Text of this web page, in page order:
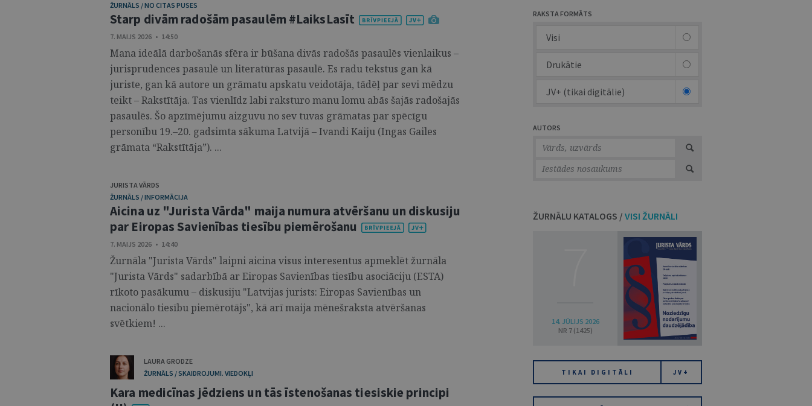
ŽURNĀLS / NO CITAS PUSES
Starp divām radošām pasaulēm #LaiksLasīt
7. MAIJS 2026 • 14:50
Mana ideālā darbošanās sfēra ir būšana divās radošās pasaulēs vienlaikus –
jurisprudences pasaulē un literatūras pasaulē. Es radu tekstus gan kā
juriste, gan kā autore un grāmatu apskatu veidotāja, tādēļ par sevi mēdzu
teikt – Rakstītāja. Tas vienlīdz labi raksturo manu lomu abās šajās radošajās
pasaulēs. Šo apzīmējumu aizguvu no sev tuvas grāmatas par spēcīgu
personību 19.–20. gadsimta sākuma Latvijā – Ivandi Kaiju (Ingas Gailes
grāmata “Rakstītāja”). ...
JURISTA VĀRDS
ŽURNĀLS / INFORMĀCIJA
Aicina uz "Jurista Vārda" maija numura atvēršanu un diskusiju
par Eiropas Savienības tiesību piemērošanu
7. MAIJS 2026 • 14:40
Žurnāla "Jurista Vārds" laipni aicina visus interesentus apmeklēt žurnāla
"Jurista Vārds" sadarbībā ar Eiropas Savienības tiesību asociāciju (ESTA)
rīkoto pasākumu – diskusiju "Latvijas jurists: Eiropas Savienības un
nacionālo tiesību piemērotājs", kā arī maija mēnešraksta atvēršanas
svētkiem! ...
LAURA GRODZE
ŽURNĀLS / SKAIDROJUMI. VIEDOKĻI
Kara medicīnas jēdziens un tās īstenošanas tiesiskie principi
RAKSTA FORMĀTS
Visi
Drukātie
JV+ (tikai digitālie)
AUTORS
ŽURNĀLU KATALOGS / VISI ŽURNĀLI
14. JŪLIJS 2026
NR 7 (1425)
TIKAI DIGITĀLI JV+